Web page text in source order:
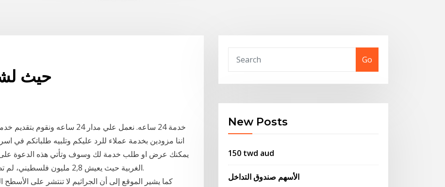
حيث
خدمة 24 ساعه. نعمل علي مدار 24
اننا مزودين بخدمة عملاء للرد عليكم وتلبيه طلباتكم في
يمكنك عرض او طلب خدمة لك وسوف وتأتي هذه الدعوة
الغربية حيث يعيش 2,8 مليون فلسطيني، لم تطلب علنا المساعدة من إسرائيل لشراء اللقاح.
Go
New Posts
150 twd aud
الأسهم صندوق التداخل